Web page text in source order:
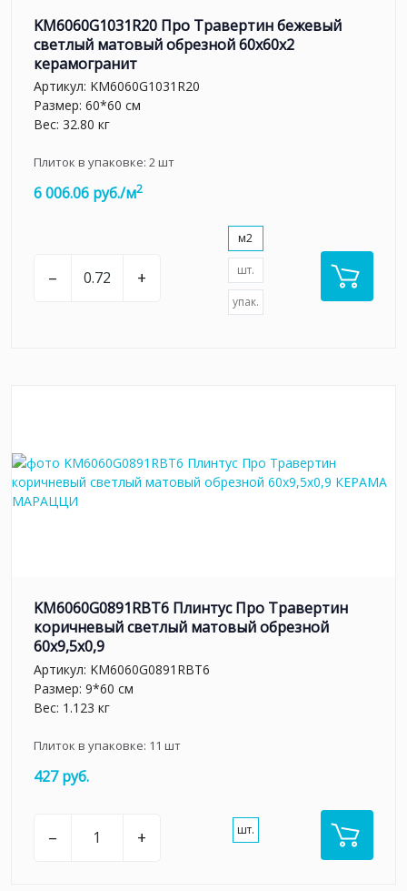
KM6060G1031R20 Про Травертин бежевый
светлый матовый обрезной 60x60x2
керамогранит
Артикул: KM6060G1031R20
Размер: 60*60 см
Вес: 32.80 кг
Плиток в упаковке: 2шт
6 006.06 руб./м2
– +
м2
шт.
упак.
KM6060G0891RBT6 Плинтус Про Травертин
коричневый светлый матовый обрезной
60x9,5x0,9
Артикул: KM6060G0891RBT6
Размер: 9*60 см
Вес: 1.123 кг
Плиток в упаковке: 11 шт
427 руб.
– + шт.